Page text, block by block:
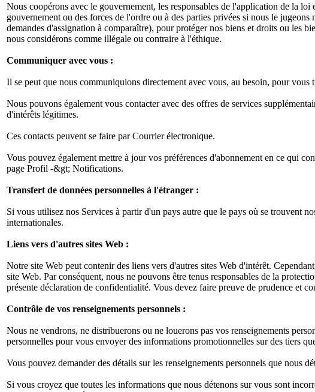
Nous coopérons avec le gouvernement, les responsables de l'application de la
gouvernement ou des forces de l'ordre ou à des parties privées si nous le
demandes d'assignation à comparaître), pour protéger nos biens et droits ou les
nous considérons comme illégale ou contraire à l'éthique.
Communiquer avec vous :
Il se peut que nous communiquions directement avec vous, au besoin, pour
Nous pouvons également vous contacter avec des offres de services
d'intérêts légitimes.
Ces contacts peuvent se faire par Courrier électronique.
Vous pouvez également mettre à jour vos préférences d'abonnement en ce qui
page Profil -&gt; Notifications.
Transfert de données personnelles à l'étranger :
Si vous utilisez nos Services à partir d'un pays autre que le pays où se trouvent
internationales.
Liens vers d'autres sites Web :
Notre site Web peut contenir des liens vers d'autres sites Web d'intérêt.
site Web. Par conséquent, nous ne pouvons être tenus responsables de la
présente déclaration de confidentialité. Vous devez faire preuve de prudence et
Contrôle de vos renseignements personnels :
Nous ne vendrons, ne distribuerons ou ne louerons pas vos renseignements
personnelles pour vous envoyer des informations promotionnelles sur des tiers
Vous pouvez demander des détails sur les renseignements personnels que nous
Si vous croyez que toutes les informations que nous détenons sur vous sont